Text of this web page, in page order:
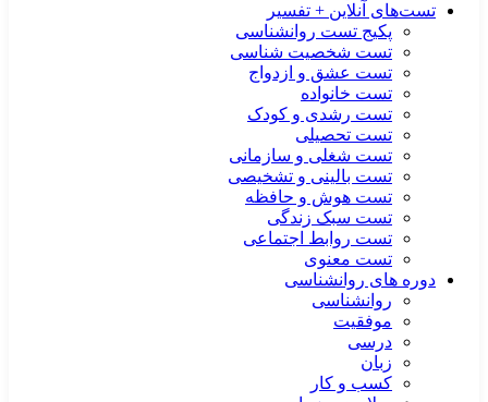
تست‌های آنلاین + تفسیر
پکیج تست روانشناسی
تست شخصیت شناسی
تست عشق و ازدواج
تست خانواده
تست رشدی و کودک
تست تحصیلی
تست شغلی و سازمانی
تست بالینی و تشخیصی
تست هوش و حافظه
تست سبک زندگی
تست روابط اجتماعی
تست معنوی
دوره های روانشناسی
روانشناسی
موفقیت
درسی
زبان
کسب و کار